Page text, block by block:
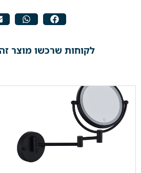
לקוחות שרכשו מוצר